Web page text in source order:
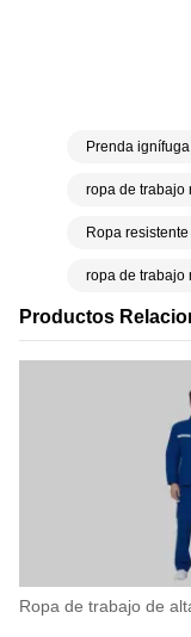
Productos
Prenda ignífuga
Ropa